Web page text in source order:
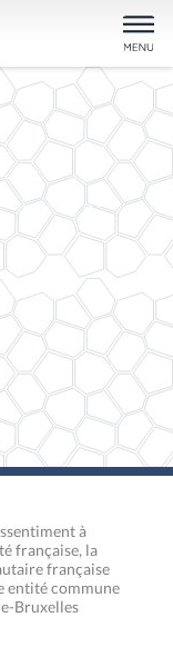
à
française, la
française
entité commune
Bruxelles